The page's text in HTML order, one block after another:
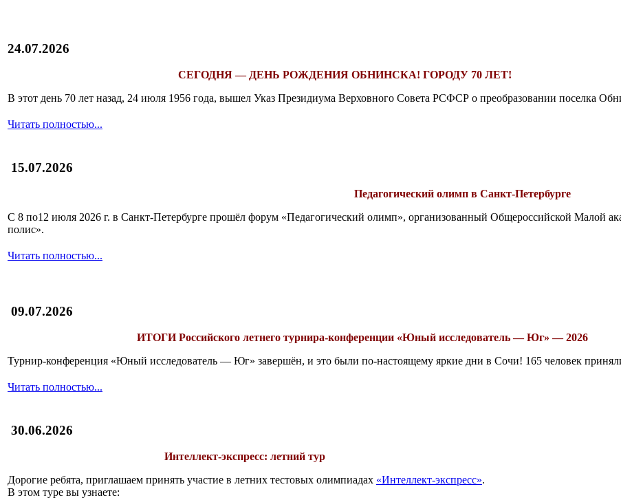
24.07.2026
СЕГОДНЯ — ДЕНЬ РОЖДЕНИЯ ОБНИНСКА! ГОРОДУ 70 ЛЕТ!
В этот день 70 лет назад, 24 июля 1956 года, вышел Указ Президиума Верховного Совета РСФСР о преобразовании поселка
Читать полностью...
15.07.2026
Педагогический олимп в Санкт-Петербурге
С 8 по12 июля 2026 г. в Санкт-Петербурге прошёл форум «Педагогический олимп», организованный Общероссийской Малой
полис».
Читать полностью...
09.07.2026
ИТОГИРоссийского летнего турнира-конференции «Юный исследователь — Юг» — 2026
Турнир-конференция «Юный исследователь — Юг» завершён, и это были по-настоящему яркие дни в Сочи! 165 человек
Читать полностью...
30.06.2026
Интеллект-экспресс: летний тур
Дорогие ребята, приглашаем принять участие в летних тестовых олимпиадах «Интеллект-экспресс».
В этом туре вы узнаете: